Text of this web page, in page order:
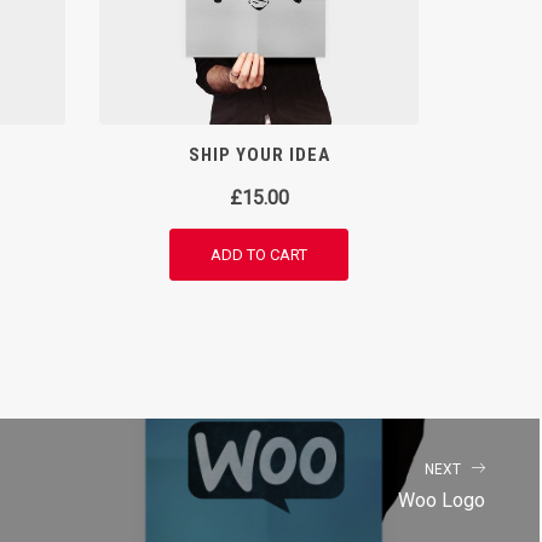
SHIP YOUR IDEA
£15.00
ADD TO CART
NEXT
Woo Logo